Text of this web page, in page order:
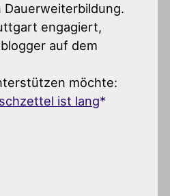
engagiert,
auf dem
möchte:
ist lang